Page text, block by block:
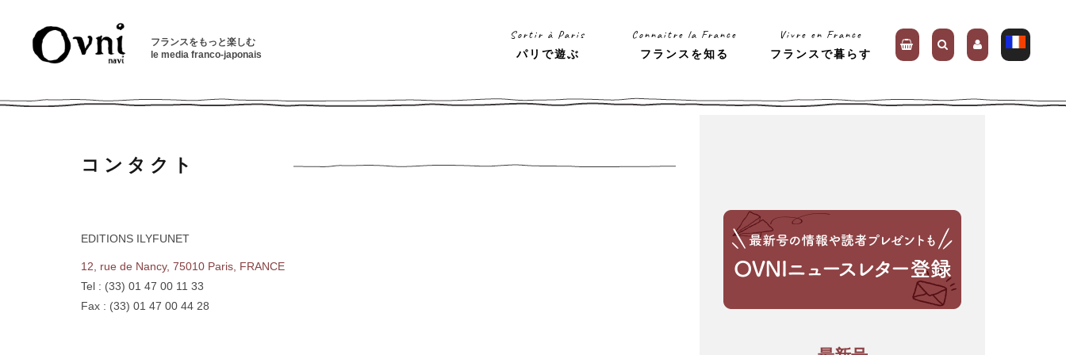
フランスをもっと楽しむ
le media franco-japonais
Sortir à Paris
パリで遊ぶ
Connaitre la France
フランスを知る
Vivre en France
フランスで暮らす
コンタクト
EDITIONS ILYFUNET
12, rue de Nancy, 75010 Paris, FRANCE
Tel : (33) 01 47 00 11 33
Fax : (33) 01 47 00 44 28